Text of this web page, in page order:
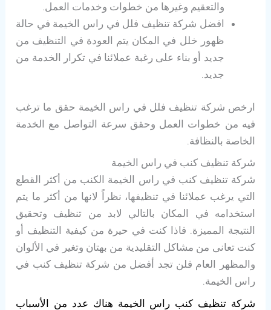
والتعقيم وغيرها من خطوات وخدمات العمل.
افضل شركة تنظيف فلل في راس الخيمة في حالة
ظهور خلل في المكان يتم العودة في التنظيف من
جديد أو بناء على رغبة عملائنا في تكرار الخدمة من
جديد.
ارخص شركة تنظيف فلل في راس الخيمة حقق ما ترغب
فيه من خطوات العمل وحقق سرعة التواصل مع الخدمة
الخاصة بالنظافة.
شركة تنظيف كنب في راس الخيمة
شركة تنظيف كنب في راس الخيمة الكنب من أكثر القطع
التي يرغب عملائنا في تنظيفها، نظراً لانها من أكثر ما يتم
استخدامه في المكان بالتالي لابد من تنظيف وتحقيق
النتيجة المميزة. فاذا كنت في حيرة من كيفية التنظيف أو
كنت تعانى من مشاكل التقليدية من بهتان وتغير في الألوان
والمظهر العام فلن تجد أفضل من شركة تنظيف كنب في
راس الخيمة.
شركة تنظيف كنب راس الخيمة هناك عدد من الأسباب